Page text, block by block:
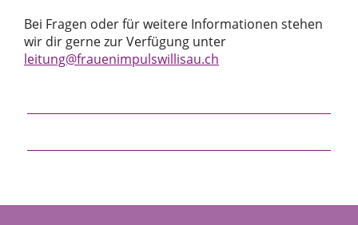
Bei Fragen oder für weitere Informationen stehen
wir dir gerne zur Verfügung unter
leitung@frauenimpulswillisau.ch